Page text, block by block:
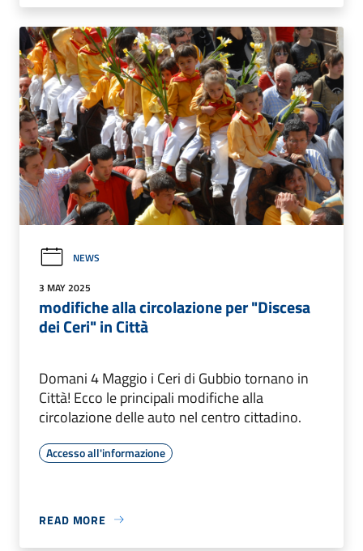
NEWS
3 MAY 2025
modifiche alla circolazione per "Discesa
dei Ceri" in Città
Domani 4 Maggio i Ceri di Gubbio tornano in
Città! Ecco le principali modifiche alla
circolazione delle auto nel centro cittadino.
Accesso all'informazione
READ MORE